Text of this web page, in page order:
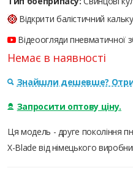
Відкрити балістичний
Відеоогляди пневматичної
Немає в наявності
Знайшли дешевше?
Запросити оптову ціну.
Ця модель - друге покоління
X-Blade від німецького